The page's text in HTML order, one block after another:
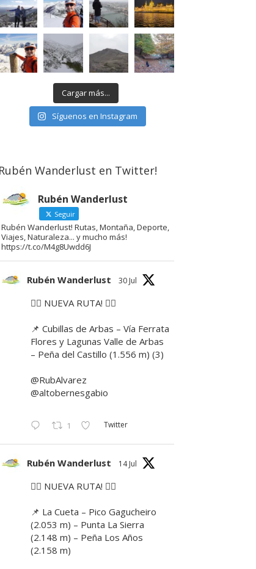
Cargar más...
Síguenos en Instagram
Rubén Wanderlust en Twitter!
Rubén Wanderlust
Seguir
Rubén Wanderlust! Rutas, Montaña, Deporte,
Viajes, Naturaleza... y mucho más!
https://t.co/M4g8Uwdd6J
Rubén Wanderlust 30 Jul
🚶‍♂️ NUEVA RUTA! 🚶‍♀️
📌 Cubillas de Arbas – Vía Ferrata
Flores y Lagunas Valle de Arbas
– Peña del Castillo (1.556 m) (3)
@RubAlvarez
@altobernesgabio
1 Twitter
Rubén Wanderlust 14 Jul
🚶‍♂️ NUEVA RUTA! 🚶‍♀️
📌 La Cueta – Pico Gagucheiro
(2.053 m) – Punta La Sierra
(2.148 m) – Peña Los Años
(2.158 m)